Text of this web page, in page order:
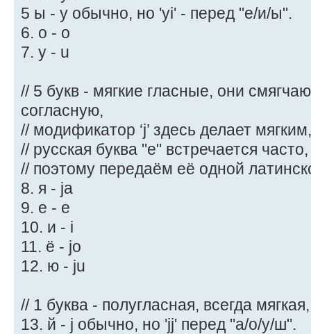
5 ы - y обычно, но 'yi' - перед "е/и/ы".
6. о - o
7. у - u
// 5 букв - мягкие гласные, они
согласную,
// модификатор ‘j’ здесь делает мягким,
// русская буква "е" встречается часто,
// поэтому передаём её одной
8. я - ja
9. е - e
10. и - i
11. ё - jo
12. ю - ju
// 1 буква - полугласная, всегда мягкая,
13. й - j обычно, но 'jj' перед "а/о/у/ш".